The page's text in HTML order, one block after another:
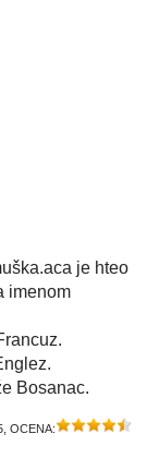
je hteo
imenom
Bosanac.
, OCENA: